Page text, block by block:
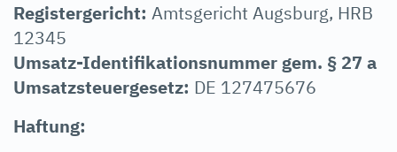
Registergericht: Amtsgericht Augsburg, HRB
12345
Umsatz-Identifikationsnummer gem. § 27 a
Umsatzsteuergesetz: DE 127475676
Haftung: